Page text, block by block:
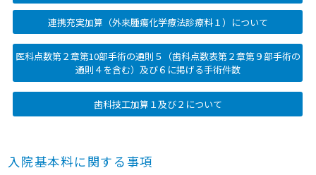
連携充実加算（外来腫瘍化学療法診療料１）について
医科点数第２章第10部手術の通則５（歯科点数表第２章第９部手術の
通則４を含む）及び６に掲げる手術件数
歯科技工加算１及び２について
入院基本料に関する事項